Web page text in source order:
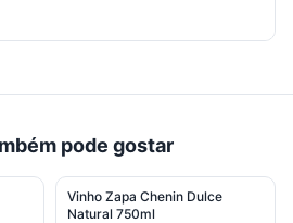
pode gostar
Vinho Zapa Chenin Dulce
Natural 750ml